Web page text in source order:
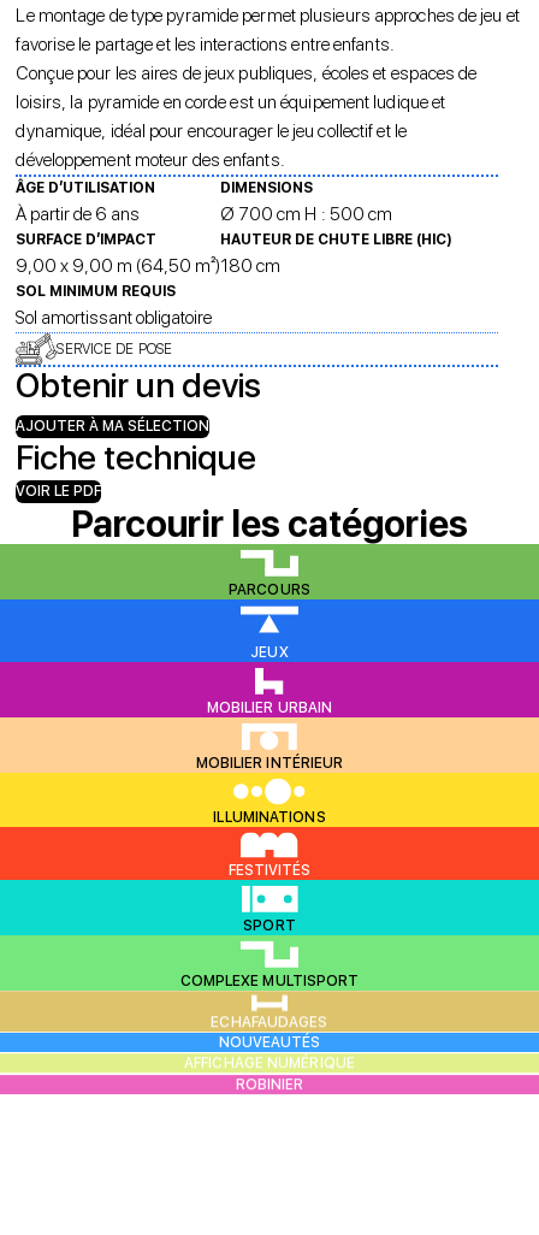
Le montage de type pyramide permet plusieurs approches de jeu et
favorise le partage et les interactions entre enfants.
Conçue pour les aires de jeux publiques, écoles et espaces de
loisirs, la pyramide en corde est un équipement ludique et
dynamique, idéal pour encourager le jeu collectif et le
développement moteur des enfants.
ÂGE D’UTILISATION
À partir de 6 ans
DIMENSIONS
Ø 700 cm H : 500 cm
SURFACE D’IMPACT
9,00 x 9,00 m (64,50 m²)
HAUTEUR DE CHUTE LIBRE (HIC)
180 cm
SOL MINIMUM REQUIS
Sol amortissant obligatoire
SERVICE DE POSE
Obtenir un devis
AJOUTER À MA SÉLECTION
Fiche technique
VOIR LE PDF
Parcourir les catégories
PARCOURS
JEUX
MOBILIER URBAIN
MOBILIER INTÉRIEUR
ILLUMINATIONS
FESTIVITÉS
SPORT
COMPLEXE MULTISPORT
ECHAFAUDAGES
NOUVEAUTÉS
AFFICHAGE NUMÉRIQUE
ROBINIER